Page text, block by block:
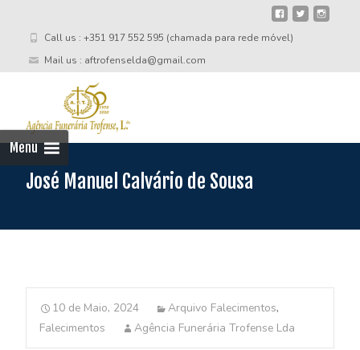
Call us : +351 917 552 595 (chamada para rede móvel)
Mail us : aftrofenselda@gmail.com
Menu
José Manuel Calvário de Sousa
10 de Maio, 2024 Arquivo Falecimentos,
Falecimentos
Agência Funerária Trofense Lda